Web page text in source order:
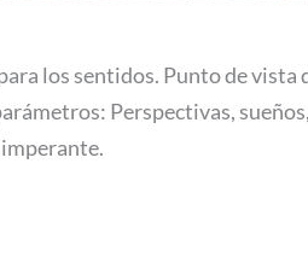
los sentidos. Punto de vista
Perspectivas,